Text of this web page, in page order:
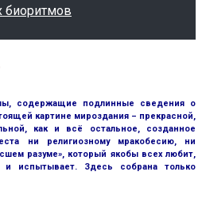
биоритмов
содержащие подлинные сведения о
картине мироздания – прекрасной,
как и всё остальное, созданное
ни религиозному мракобесию, ни
разуме», который якобы всех любит,
и испытывает. Здесь собрана только